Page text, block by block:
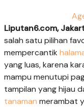
Liputan6.com,
salah satu pilihan
mempercantik
yang luas, karena
mampu menutupi
tampilan yang hijau
tanaman merambat